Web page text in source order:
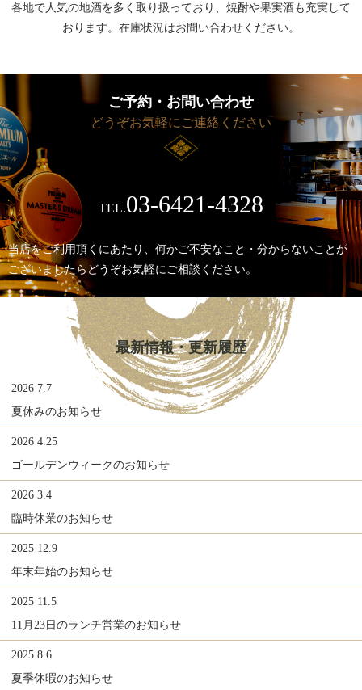
各地で人気の地酒を多く取り扱っており、焼酎や果実酒も 充実して
おります。在庫状況はお問い合わせください。
ご予約・お問い合わせ
どうぞお気軽にご連絡ください
TEL.03-6421-4328
当店をご利用頂くにあたり、何かご不安なこと・分からないことが
ございましたら どうぞお気軽にご相談ください。
最新情報・更新履歴
2026 7.7
夏休みのお知らせ
2026 4.25
ゴールデンウィークのお知らせ
2026 3.4
臨時休業のお知らせ
2025 12.9
年末年始のお知らせ
2025 11.5
11月23日のランチ営業のお知らせ
2025 8.6
夏季休暇のお知らせ